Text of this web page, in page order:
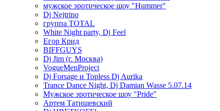
мужское эротическое шоу "Hummer"
Dj Nejtrino
группа TOTAL
White Night party, Dj Feel
Егор Крид
BIFFGUYS
Dj Jim (г. Москва)
VogueMenProject
Dj Forsage и Topless Dj Aurika
Trance Dance Night, Dj Damian Wasse 5.07.14
Мужское эротическое шоу "Pride"
Артем Татищевский